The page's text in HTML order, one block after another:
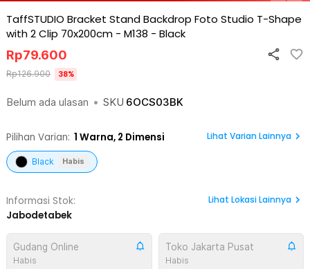
TaffSTUDIO Bracket Stand Backdrop Foto Studio T-Shape
with 2 Clip 70x200cm - M138 - Black
Belum ada ulasan • SKU 6OCS03BK
Rp79.600
Rp126.900 38%
Pilihan Varian: 1 Warna, 2 Dimensi Lihat Varian Lainnya
Black Habis
Informasi Stok:
Jabodetabek
Lihat Lokasi Lainnya
Gudang Online
Habis
Toko Jakarta Pusat
Habis